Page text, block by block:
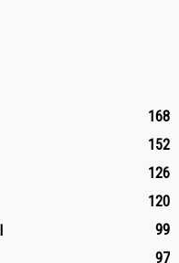
168
152
126
120
99
97